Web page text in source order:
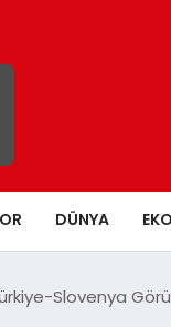
DÜNYA
Slovenya